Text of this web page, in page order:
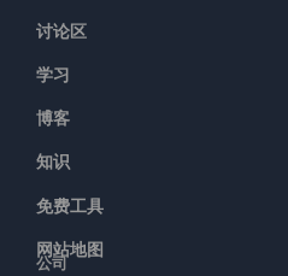
讨论区
学习
博客
知识
免费工具
网站地图
公司